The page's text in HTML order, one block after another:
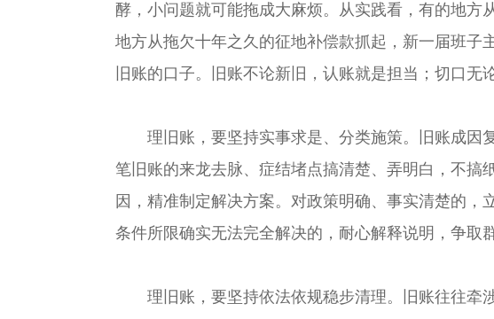
酵，小问题就可能拖成大麻烦。从实践看，有的地方
地方从拖欠十年之久的征地补偿款抓起，新一届班子
旧账的口子。旧账不论新旧，认账就是担当；切口无
理旧账，要坚持实事求是、分类施策。旧账成因复
笔旧账的来龙去脉、症结堵点搞清楚、弄明白，不
因，精准制定解决方案。对政策明确、事实清楚的
条件所限确实无法完全解决的，耐心解释说明，争取
理旧账，要坚持依法依规稳步清理。旧账往往牵